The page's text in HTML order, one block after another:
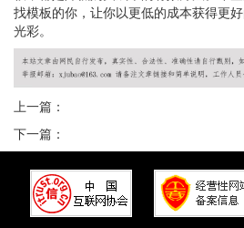
找模板的你，让你以更低的成本获得更
光彩。
上一篇：
下一篇：